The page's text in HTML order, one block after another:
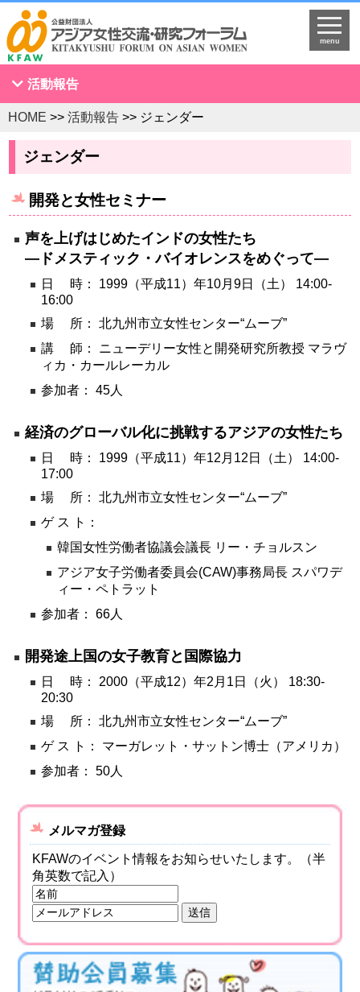
menu
活動報告
アジア女性会議
NGOセミナー
KFAWアジア研究者ネットワーク開催セミナー
スタディツアー
国連
調査・研究
プログラム開発
国際研修
環境
国際交流
ジェンダー
HOME >> 活動報告 >> ジェンダー
ジェンダー
開発と女性セミナー
声を上げはじめたインドの女性たち
―ドメスティック・バイオレンスをめぐって―
日 時： 1999（平成11）年10月9日（土） 14:00-
16:00
場 所： 北九州市立女性センター“ムーブ”
講 師： ニューデリー女性と開発研究所教授 マラヴ
ィカ・カールレーカル
参加者： 45人
経済のグローバル化に挑戦するアジアの女性たち
日 時： 1999（平成11）年12月12日（土） 14:00-
17:00
場 所： 北九州市立女性センター“ムーブ”
ゲ ス ト：
韓国女性労働者協議会議長 リー・チョルスン
アジア女子労働者委員会(CAW)事務局長 スパワデ
ィー・ペトラット
参加者： 66人
開発途上国の女子教育と国際協力
日 時： 2000（平成12）年2月1日（火） 18:30-
20:30
場 所： 北九州市立女性センター“ムーブ”
ゲ ス ト： マーガレット・サットン博士（アメリカ）
参加者： 50人
メルマガ登録
KFAWのイベント情報をお知らせいたします。（半
角英数で記入）